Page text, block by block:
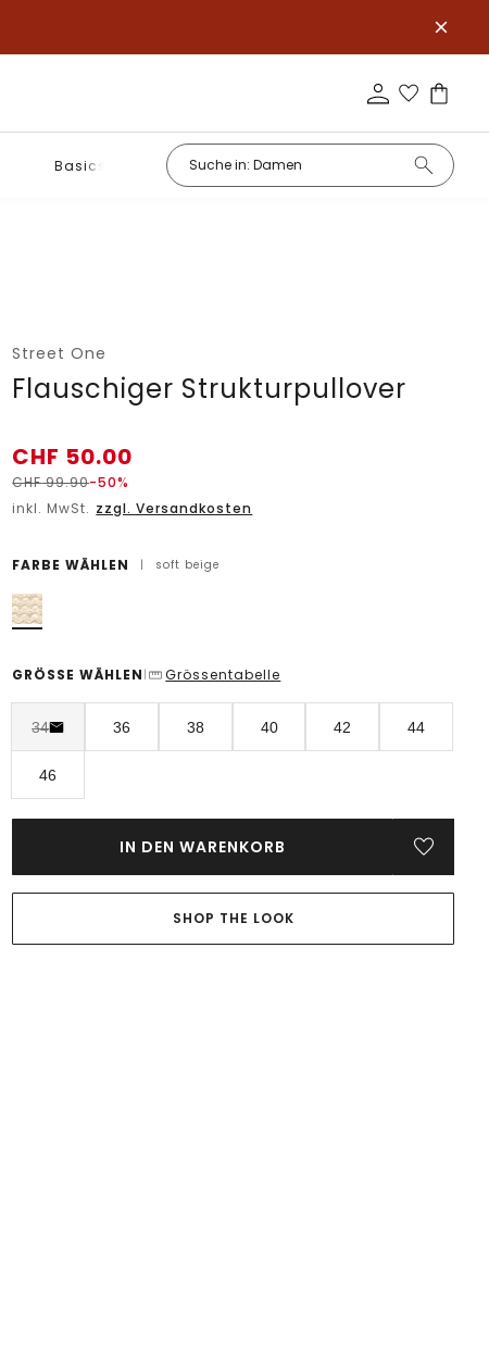
Basics
Street One
Flauschiger Strukturpullover
CHF 50.00
CHF99.90-50%
inkl. MwSt. zzgl. Versandkosten
FARBE WÄHLEN | soft beige
GRÖSSE WÄHLEN | Grössentabelle
34 36 38 40 42 44
46
IN DEN WARENKORB
SHOP THE LOOK